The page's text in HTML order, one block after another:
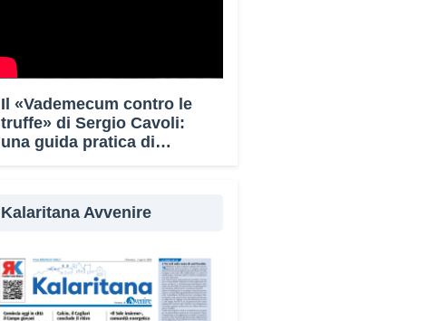
Il «Vademecum contro le
truffe» di Sergio Cavoli:
una guida pratica di
Kalaritana Avvenire